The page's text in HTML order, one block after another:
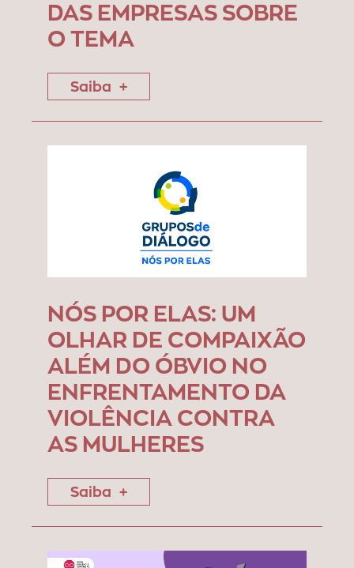
DAS EMPRESAS SOBRE
O TEMA
Saiba
NÓS POR ELAS: UM
OLHAR DE COMPAIXÃO
ALÉM DO ÓBVIO NO
ENFRENTAMENTO DA
VIOLÊNCIA CONTRA
AS MULHERES
Saiba